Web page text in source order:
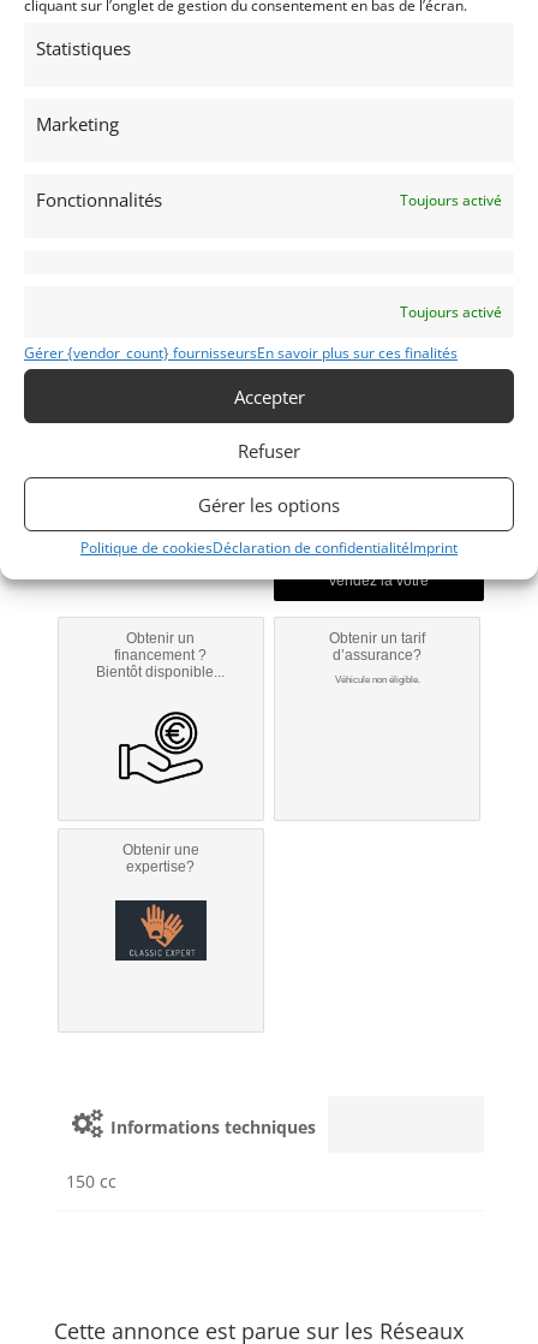
cliquant sur l’onglet de gestion du consentement en bas de l’écran.
Statistiques
Marketing
Fonctionnalités Toujours activé
Toujours activé
Gérer {vendor_count} fournisseursEn savoir plus sur ces finalités
Accepter
Refuser
Gérer les options
Politique de cookiesDéclaration de confidentialitéImprint
Voir les 269 annonces de
MOTO
VESPA CALESSINO FARO BASSO
Modifier mon annonce
Obtenir un
financement ?
Bientôt disponible...
Obtenir un tarif
d’assurance?
Véhicule non éligible.
Obtenir une
expertise?
Informations techniques
150 cc
Cette annonce est parue sur les Réseaux